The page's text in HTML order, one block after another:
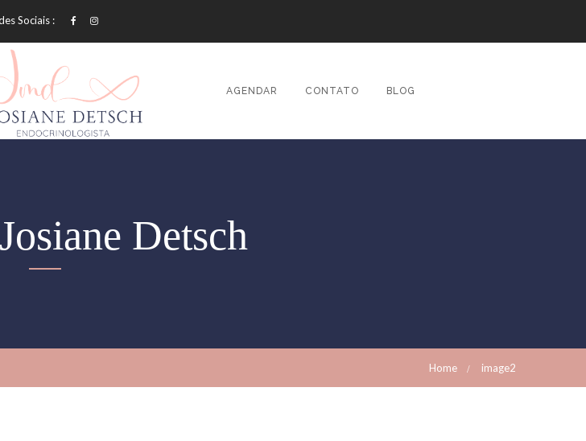
Sociais :
AGENDAR CONTATO BLOG
Detsch
Home image2